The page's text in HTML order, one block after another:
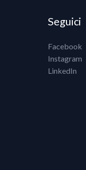
Seguici
Facebook
Instagram
LinkedIn